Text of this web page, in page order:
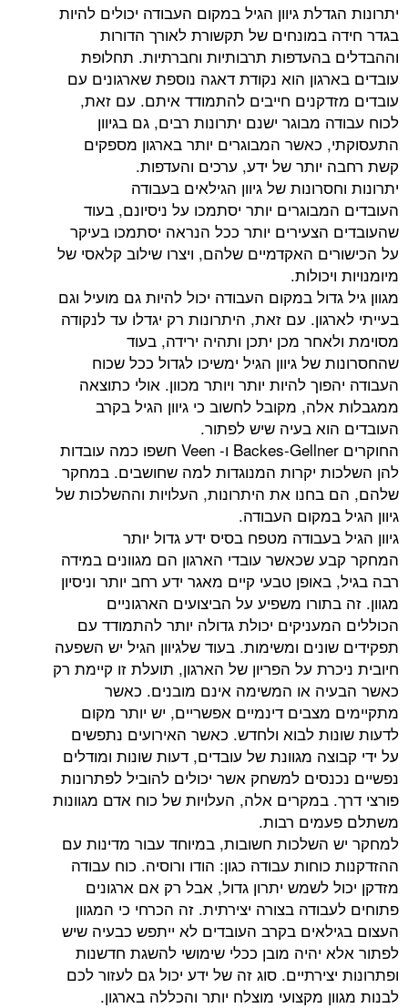
יתרונות הגדלת גיוון הגיל במקום העבודה יכולים להיות
בגדר חידה במונחים של תקשורת לאורך הדורות
וההבדלים בהעדפות תרבותיות וחברתיות. תחלופת
עובדים בארגון הוא נקודת דאגה נוספת שארגונים עם
עובדים מזדקנים חייבים להתמודד איתם. עם זאת,
לכוח עבודה מבוגר ישנם יתרונות רבים, גם בגיוון
התעסוקתי, כאשר המבוגרים יותר בארגון מספקים
קשת רחבה יותר של ידע, ערכים והעדפות.
יתרונות וחסרונות של גיוון הגילאים בעבודה
העובדים המבוגרים יותר יסתמכו על ניסיונם, בעוד
שהעובדים הצעירים יותר ככל הנראה יסתמכו בעיקר
על הכישורים האקדמיים שלהם, ויצרו שילוב קלאסי של
מיומנויות ויכולות.
מגוון גיל גדול במקום העבודה יכול להיות גם מועיל וגם
בעייתי לארגון. עם זאת, היתרונות רק יגדלו עד לנקודה
מסוימת ולאחר מכן יתכן ותהיה ירידה, בעוד
שהחסרונות של גיוון הגיל ימשיכו לגדול ככל שכוח
העבודה יהפוך להיות יותר ויותר מכוון. אולי כתוצאה
ממגבלות אלה, מקובל לחשוב כי גיוון הגיל בקרב
העובדים הוא בעיה שיש לפתור.
החוקרים Backes-Gellner ו- Veen חשפו כמה עובדות
להן השלכות יקרות המנוגדות למה שחושבים. במחקר
שלהם, הם בחנו את היתרונות, העלויות וההשלכות של
גיוון הגיל במקום העבודה.
גיוון הגיל בעבודה מטפח בסיס ידע גדול יותר
המחקר קבע שכאשר עובדי הארגון הם מגוונים במידה
רבה בגיל, באופן טבעי קיים מאגר ידע רחב יותר וניסיון
מגוון. זה בתורו משפיע על הביצועים הארגוניים
הכוללים המעניקים יכולת גדולה יותר להתמודד עם
תפקידים שונים ומשימות. בעוד שלגיוון הגיל יש השפעה
חיובית ניכרת על הפריון של הארגון, תועלת זו קיימת רק
כאשר הבעיה או המשימה אינם מובנים. כאשר
מתקיימים מצבים דינמיים אפשריים, יש יותר מקום
לדעות שונות לבוא ולחדש. כאשר האירועים נתפשים
על ידי קבוצה מגוונת של עובדים, דעות שונות ומודלים
נפשיים נכנסים למשחק אשר יכולים להוביל לפתרונות
פורצי דרך. במקרים אלה, העלויות של כוח אדם מגוונות
משתלם פעמים רבות.
למחקר יש השלכות חשובות, במיוחד עבור מדינות עם
ההזדקנות כוחות עבודה כגון: הודו ורוסיה. כוח עבודה
מזדקן יכול לשמש יתרון גדול, אבל רק אם ארגונים
פתוחים לעבודה בצורה יצירתית. זה הכרחי כי המגוון
העצום בגילאים בקרב העובדים לא ייתפש כבעיה שיש
לפתור אלא יהיה מובן ככלי שימושי להשגת חדשנות
ופתרונות יצירתיים. סוג זה של ידע יכול גם לעזור לכם
לבנות מגוון מקצועי מוצלח יותר והכללה בארגון.